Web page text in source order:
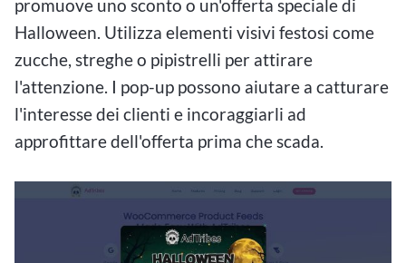
promuove uno sconto o un'offerta speciale di
Halloween. Utilizza elementi visivi festosi come
zucche, streghe o pipistrelli per attirare
l'attenzione. I pop-up possono aiutare a catturare
l'interesse dei clienti e incoraggiarli ad
approfittare dell'offerta prima che scada.